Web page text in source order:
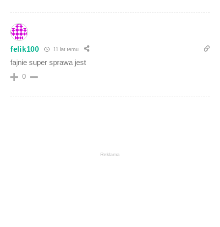
felik100 11 lat temu
fajnie super sprawa jest
0
Reklama